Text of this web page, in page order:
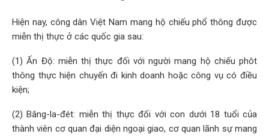
Hiện nay, công dân Việt Nam mang hộ chiếu phổ thông được
miễn thị thực ở các quốc gia sau:
(1) Ấn Độ: miễn thị thực đối với người mang hộ chiếu phôt
thông thực hiện chuyến đi kinh doanh hoặc công vụ có điều
kiện;
(2) Băng-la-đét: miễn thị thực đối với con dưới 18 tuổi của
thành viên cơ quan đại diện ngoại giao, cơ quan lãnh sự mang